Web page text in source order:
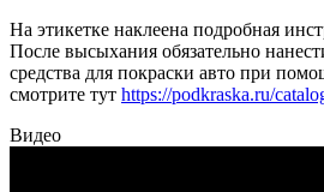
На этикетке наклеена подробная
После высыхания обязательно
средства для покраски авто при
смотрите тут https://podkraska.ru/
Видео